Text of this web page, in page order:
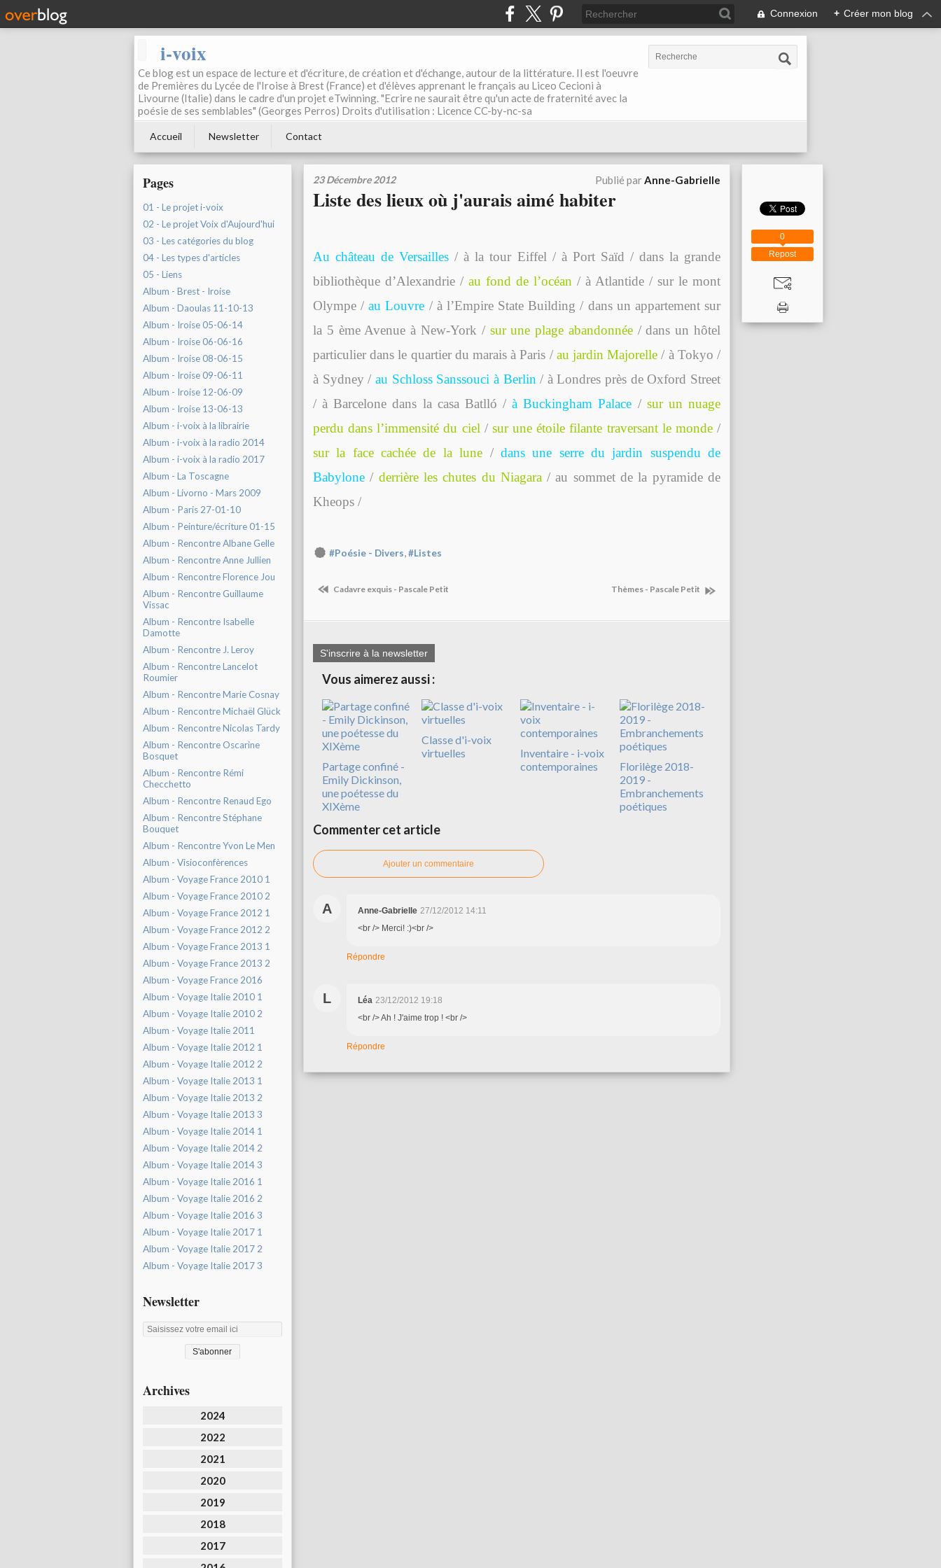
Connexion + Créer mon blog
i-voix
Ce blog est un espace de lecture et d'écriture, de création et d'échange, autour de la littérature. Il est l'oeuvre
de Premières du Lycée de l'Iroise à Brest (France) et d'élèves apprenant le français au Liceo Cecioni à
Livourne (Italie) dans le cadre d'un projet eTwinning. "Ecrire ne saurait être qu'un acte de fraternité avec la
poésie de ses semblables" (Georges Perros) Droits d'utilisation : Licence CC-by-nc-sa
Accueil Newsletter Contact
Pages
01 - Le projet i-voix
02 - Le projet Voix d'Aujourd'hui
03 - Les catégories du blog
04 - Les types d'articles
05 - Liens
Album - Brest - Iroise
Album - Daoulas 11-10-13
Album - Iroise 05-06-14
Album - Iroise 06-06-16
Album - Iroise 08-06-15
Album - Iroise 09-06-11
Album - Iroise 12-06-09
Album - Iroise 13-06-13
Album - i-voix à la librairie
Album - i-voix à la radio 2014
Album - i-voix à la radio 2017
Album - La Toscagne
Album - Livorno - Mars 2009
Album - Paris 27-01-10
Album - Peinture/écriture 01-15
Album - Rencontre Albane Gelle
Album - Rencontre Anne Jullien
Album - Rencontre Florence Jou
Album - Rencontre Guillaume
Vissac
Album - Rencontre Isabelle
Damotte
Album - Rencontre J. Leroy
Album - Rencontre Lancelot
Roumier
Album - Rencontre Marie Cosnay
Album - Rencontre Michaël Glück
Album - Rencontre Nicolas Tardy
Album - Rencontre Oscarine
Bosquet
Album - Rencontre Rémi
Checchetto
Album - Rencontre Renaud Ego
Album - Rencontre Stéphane
Bouquet
Album - Rencontre Yvon Le Men
Album - Visioconfèrences
Album - Voyage France 2010 1
Album - Voyage France 2010 2
Album - Voyage France 2012 1
Album - Voyage France 2012 2
Album - Voyage France 2013 1
Album - Voyage France 2013 2
Album - Voyage France 2016
Album - Voyage Italie 2010 1
Album - Voyage Italie 2010 2
Album - Voyage Italie 2011
Album - Voyage Italie 2012 1
Album - Voyage Italie 2012 2
Album - Voyage Italie 2013 1
Album - Voyage Italie 2013 2
Album - Voyage Italie 2013 3
Album - Voyage Italie 2014 1
Album - Voyage Italie 2014 2
Album - Voyage Italie 2014 3
Album - Voyage Italie 2016 1
Album - Voyage Italie 2016 2
Album - Voyage Italie 2016 3
Album - Voyage Italie 2017 1
Album - Voyage Italie 2017 2
Album - Voyage Italie 2017 3
Newsletter
Archives
2024
2022
2021
2020
2019
2018
2017
23 Décembre 2012 Publié parAnne-Gabrielle
Liste des lieux où j'aurais aimé habiter
Au château de Versailles / à la tour Eiffel / à Port Saïd / dans la grande
bibliothèque d’Alexandrie / au fond de l’océan / à Atlantide / sur le mont
Olympe /au Louvre / à l’Empire State Building / dans un appartement sur
la 5 ème Avenue à New-York / sur une plage abandonnée/ dans un hôtel
particulier dans le quartier du marais à Paris / au jardin Majorelle / à Tokyo /
à Sydney / au Schloss Sanssouci à Berlin / à Londres près de Oxford Street
/ à Barcelone dans la casa Batlló /à Buckingham Palace / sur un nuage
perdu dans l’immensité du ciel / sur une étoile filante traversant le monde/
sur la face cachée de la lune / dans une serre du jardin suspendu de
Babylone / derrière les chutes du Niagara/ au sommet de la pyramide de
Kheops /
#Poésie - Divers,#Listes
Cadavre exquis - Pascale Petit Thèmes - Pascale Petit
S'inscrire à la newsletter
Vous aimerez aussi :
Partage confiné -
Emily Dickinson,
une poétesse du
XIXème
Classe d'i-voix
virtuelles
Inventaire - i-voix
contemporaines
Florilège 2018-
2019 -
Embranchements
poétiques
Commenter cet article
Ajouter un commentaire
A Anne-Gabrielle 27/12/2012 14:11
<br /> Merci! :)<br />
Répondre
L Léa 23/12/2012 19:18
<br /> Ah ! J'aime trop ! <br />
Répondre
Repost
0